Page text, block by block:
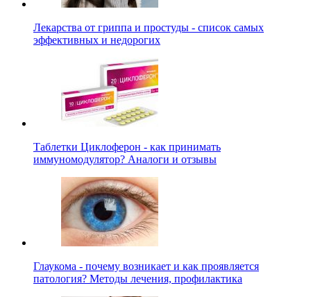
Лекарства от гриппа и простуды - список самых
эффективных и недорогих
Таблетки Циклоферон - как принимать
иммуномодулятор? Аналоги и отзывы
Глаукома - почему возникает и как проявляется
патология? Методы лечения, профилактика